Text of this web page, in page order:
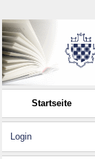
Startseite
Login